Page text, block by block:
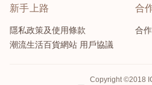
新手上路
隱私政策及使用條款
潮流生活百貨網站 用戶協議
合
合
Copyright ©2018